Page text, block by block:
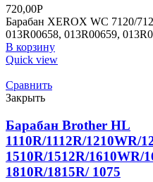
720,00Р
Барабан XEROX WC 7120/
013R00658, 013R00659,
В корзину
Quick view
Сравнить
Закрыть
Барабан Brother HL
1110R/1112R/1210WR/
1510R/1512R/1610WR/
1810R/1815R/ 1075